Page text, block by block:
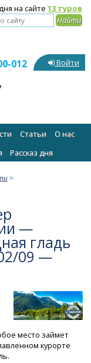
на сайте 13 туров
012 Войти
Статьи
О нас
Рассказ дня
>
—
гладь
09 —
место займет
курорте